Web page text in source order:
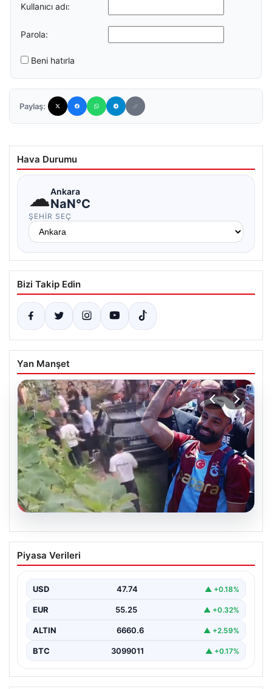
Kullanıcı adı:
Parola:
Beni hatırla
Paylaş:
Hava Durumu
☁Ankara
NaN°C
ŞEHIR SEÇ
Bizi Takip Edin
Yan Manşet
07.08.2026
Trabzonlu Teyzenin Mohamed Salah’a
Yönelik Sıcak Yaklaşımı Gülümsetti
Salah, bir reklam filmi çekimi için Trabzon'un Araklı…
Piyasa Verileri
USD 47.74 ▲ +0.18%
EUR 55.25 ▲ +0.32%
ALTIN 6660.6 ▲ +2.59%
BTC 3099011 ▲ +0.17%